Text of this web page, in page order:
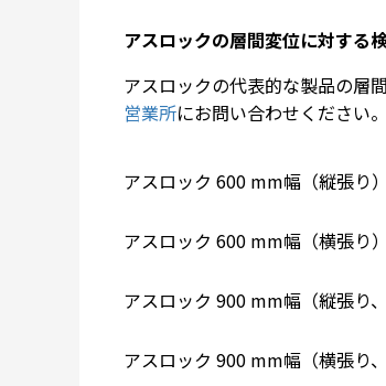
アスロックの層間変位に対する
アスロックの代表的な製品の層
営業所にお問い合わせください。
アスロック 600 mm幅（縦張り
アスロック 600 mm幅（横張り
アスロック 900 mm幅（縦張り
アスロック 900 mm幅（横張り